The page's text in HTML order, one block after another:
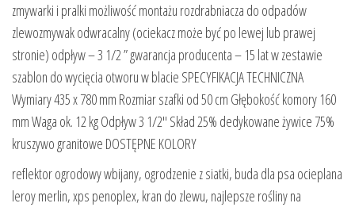
zmywarki i pralki możliwość montażu rozdrabniacza do odpadów
zlewozmywak odwracalny (ociekacz może być po lewej lub prawej
stronie) odpływ – 3 1/2 ” gwarancja producenta – 15 lat w zestawie
szablon do wycięcia otworu w blacie SPECYFIKACJA TECHNICZNA
Wymiary 435 x 780 mm Rozmiar szafki od 50 cm Głębokość komory 160
mm Waga ok. 12 kg Odpływ 3 1/2″ Skład 25% dedykowane żywice 75%
kruszywo granitowe DOSTĘPNE KOLORY
reflektor ogrodowy wbijany, ogrodzenie z siatki, buda dla psa ocieplana
leroy merlin, xps penoplex, kran do zlewu, najlepsze rośliny na